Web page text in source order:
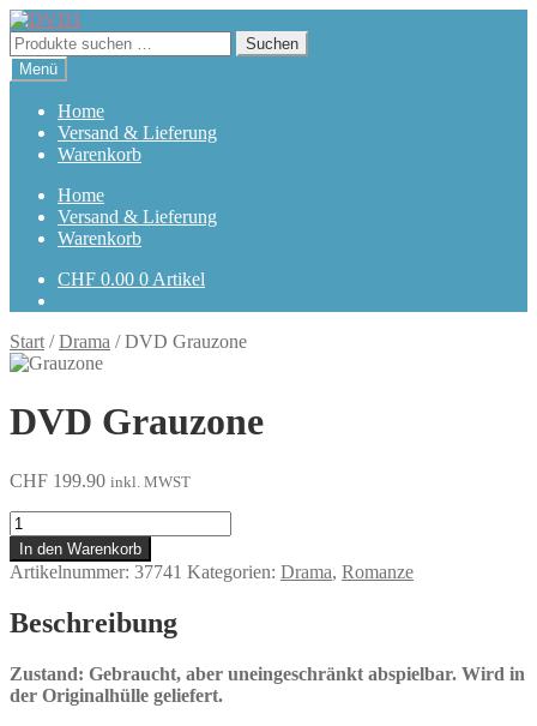
Zur
Navigation
springen
Zum
Inhalt
springen
Suchen
nach:
Suchen
Menü
Home
Versand & Lieferung
Warenkorb
Home
Versand & Lieferung
Warenkorb
CHF 0.00 0 Artikel
Start /Drama /DVD Grauzone
DVD Grauzone
CHF 199.90 inkl. MWST
Grauzone
Menge
In den Warenkorb
Artikelnummer: 37741 Kategorien: Drama, Romanze
Beschreibung
Zustand: Gebraucht, aber uneingeschränkt abspielbar. Wird in
der Originalhülle geliefert.